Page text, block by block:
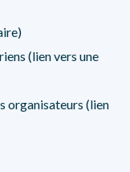
(lien vers une
organisateurs (lien